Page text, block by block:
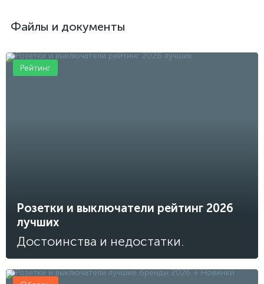
Файлы и документы
Розетки и выключатели рейтинг 2026
лучших
Достоинства и недостатки.
Рейтинг